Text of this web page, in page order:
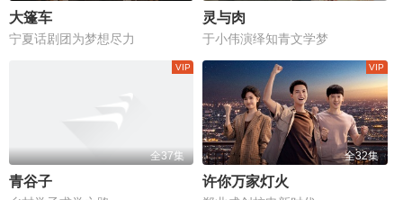
大篷车
宁夏话剧团为梦想尽力
灵与肉
于小伟演绎知青文学梦
全37集
青谷子
全32集
许你万家灯火